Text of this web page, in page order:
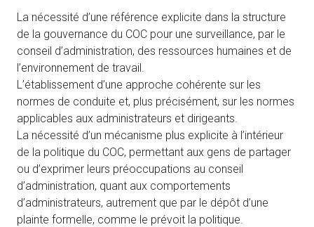
La nécessité d’une référence explicite dans la structure
de la gouvernance du COC pour une surveillance, par le
conseil d’administration, des ressources humaines et de
l’environnement de travail.
L’établissement d’une approche cohérente sur les
normes de conduite et, plus précisément, sur les normes
applicables aux administrateurs et dirigeants.
La nécessité d’un mécanisme plus explicite à l’intérieur
de la politique du COC, permettant aux gens de partager
ou d’exprimer leurs préoccupations au conseil
d’administration, quant aux comportements
d’administrateurs, autrement que par le dépôt d’une
plainte formelle, comme le prévoit la politique.